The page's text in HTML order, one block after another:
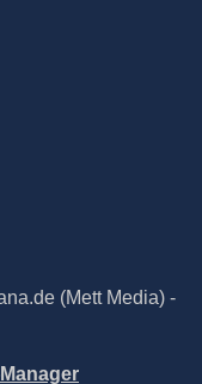
(Mett Media) -